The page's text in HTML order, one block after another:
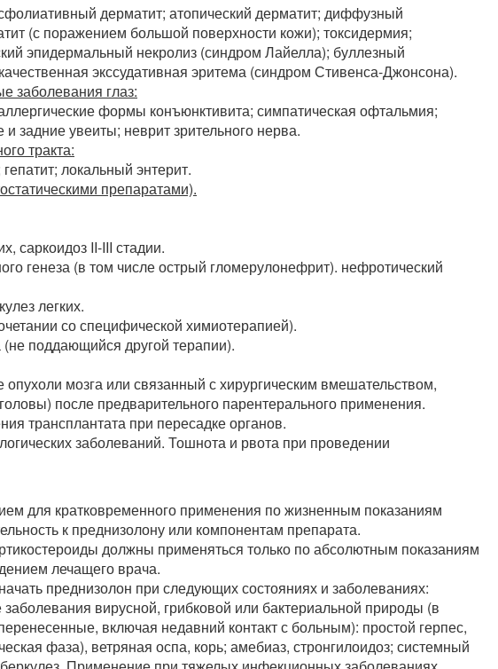
дерматит; атопический дерматит; диффузный
(с поражением большой поверхности кожи); токсидермия;
эпидермальный некролиз (синдром Лайелла); буллезный
экссудативная эритема (синдром Стивенса-Джонсона).
заболевания глаз:
формы конъюнктивита; симпатическая офтальмия;
задние увеиты; неврит зрительного нерва.
тракта:
локальный энтерит.
препаратами).
саркоидоз II-III стадии.
генеза (в том числе острый гломерулонефрит). нефротический
легких.
со специфической химиотерапией).
поддающийся другой терапии).
мозга или связанный с хирургическим вмешательством,
после предварительного парентерального применения.
трансплантата при пересадке органов.
заболеваний. Тошнота и рвота при проведении
для кратковременного применения по жизненным показаниям
к преднизолону или компонентам препарата.
должны применяться только по абсолютным показаниям
лечащего врача.
преднизолон при следующих состояниях и заболеваниях:
вирусной, грибковой или бактериальной природы (в
включая недавний контакт с больным): простой герпес,
фаза), ветряная оспа, корь; амебиаз, стронгилоидоз; системный